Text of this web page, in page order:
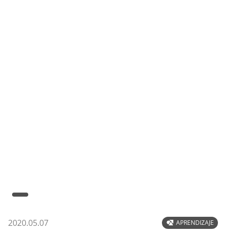
2020.05.07 APRENDIZAJE